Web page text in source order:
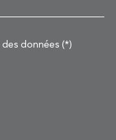
données (*)